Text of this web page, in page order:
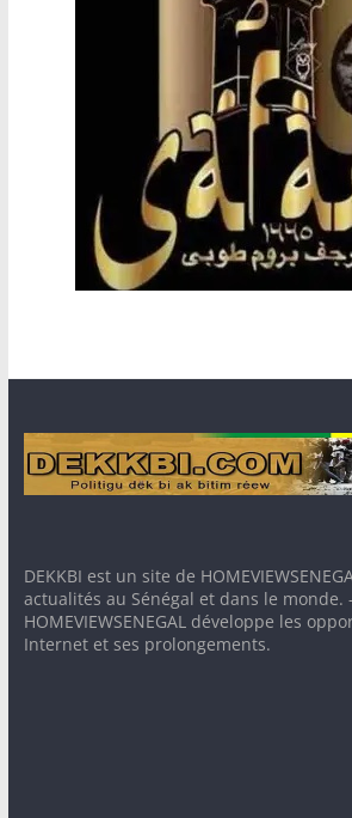
DEKKBI est un site de
actualités au Sénégal et dans le monde. -
HOMEVIEWSENEGAL développe les
Internet et ses prolongements.